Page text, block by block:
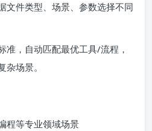
文件类型、场景、参数选择不同
准，自动匹配最优工具/流程，
场景。
程等专业领域场景